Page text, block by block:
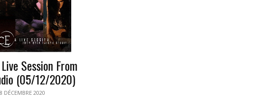
Session From
(05/12/2020)
8 DÉCEMBRE 2020